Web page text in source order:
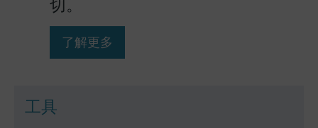
切。
了解更多
工具